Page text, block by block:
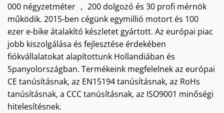
000 négyzetméter ， 200 dolgozó és 30 profi mérnök
működik. 2015-ben cégünk egymillió motort és 100
ezer e-bike átalakító készletet gyártott. Az európai piac
jobb kiszolgálása és fejlesztése érdekében
fiókvállalatokat alapítottunk Hollandiában és
Spanyolországban. Termékeink megfelelnek az európai
CE tanúsításnak, az EN15194 tanúsításnak, az RoHs
tanúsításnak, a CCC tanúsításnak, az ISO9001 minőségi
hitelesítésnek.